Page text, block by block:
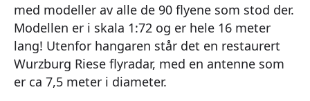
med modeller av alle de 90 flyene som stod der.
Modellen er i skala 1:72 og er hele 16 meter
lang! Utenfor hangaren står det en restaurert
Wurzburg Riese flyradar, med en antenne som
er ca 7,5 meter i diameter.